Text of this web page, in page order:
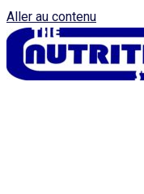
Aller au contenu